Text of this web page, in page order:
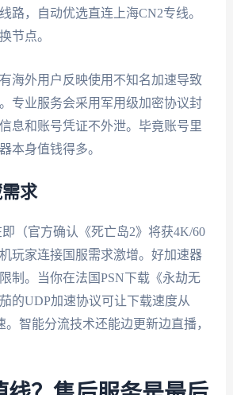
路，自动优选直连上海CN2专线。
节点。
海外用户反映使用不知名加速导致
专业服务会采用军用级加密协议封
息和账号凭证不外泄。毕竟账号里
本身值钱得多。
求
即（官方确认《死亡岛2》将获4K/60
玩家连接国服需求激增。好加速器
制。当你在法国PSN下载《永劫无
的UDP加速协议可让下载速度从
。智能分流技术还能边更新边直播，